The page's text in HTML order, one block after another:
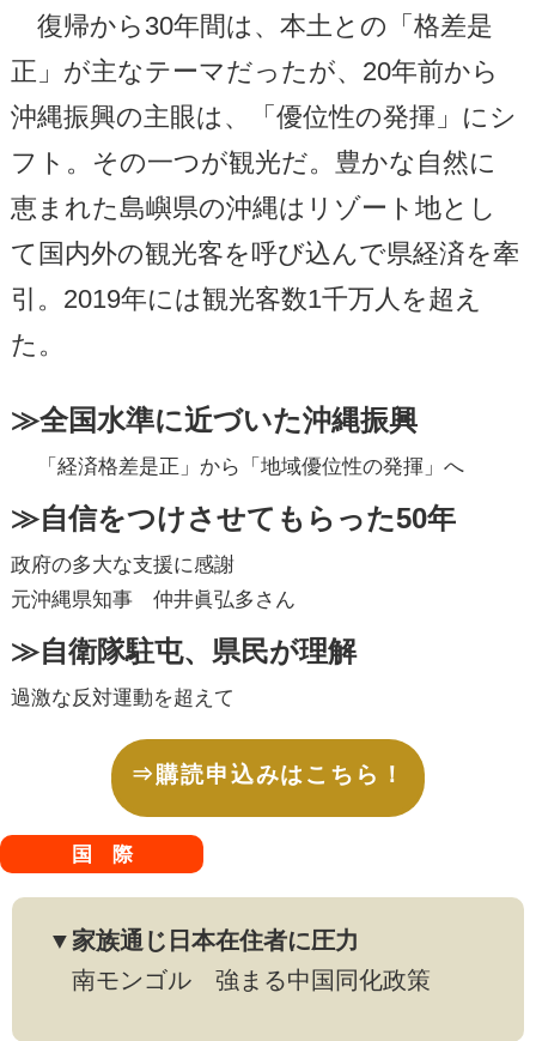
復帰から30年間は、本土との「格差是
正」が主なテーマだったが、20年前から
沖縄振興の主眼は、「優位性の発揮」にシ
フト。その一つが観光だ。豊かな自然に
恵まれた島嶼県の沖縄はリゾート地とし
て国内外の観光客を呼び込んで県経済を牽
引。2019年には観光客数1千万人を超え
た。
≫全国水準に近づいた沖縄振興
「経済格差是正」から「地域優位性の発揮」へ
≫自信をつけさせてもらった50年
政府の多大な支援に感謝
元沖縄県知事 仲井眞弘多さん
≫自衛隊駐屯、県民が理解
過激な反対運動を超えて
⇒購読申込みはこちら！
国 際
▼家族通じ日本在住者に圧力
南モンゴル 強まる中国同化政策